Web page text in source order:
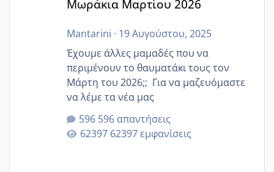
Μωράκια Μαρτίου 2026
Mantarini · 19 Αυγούστου, 2025
Έχουμε άλλες μαμαδές που να
περιμένουν το θαυματάκι τους τον
Μάρτη του 2026;; Για να μαζευόμαστε
να λέμε τα νέα μας
596 απαντήσεις
62397 εμφανίσεις